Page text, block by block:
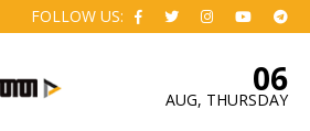
FOLLOW US:
06
AUG, THURSDAY